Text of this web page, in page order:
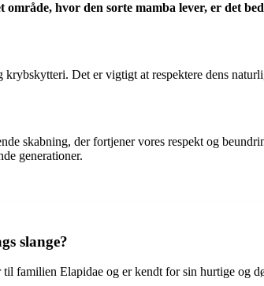
hvor den sorte mamba lever, er det
Det er vigtigt at respektere dens
skabning, der fortjener vores respekt og
generationer.
slange?
familien Elapidae og er kendt for sin hurtige og